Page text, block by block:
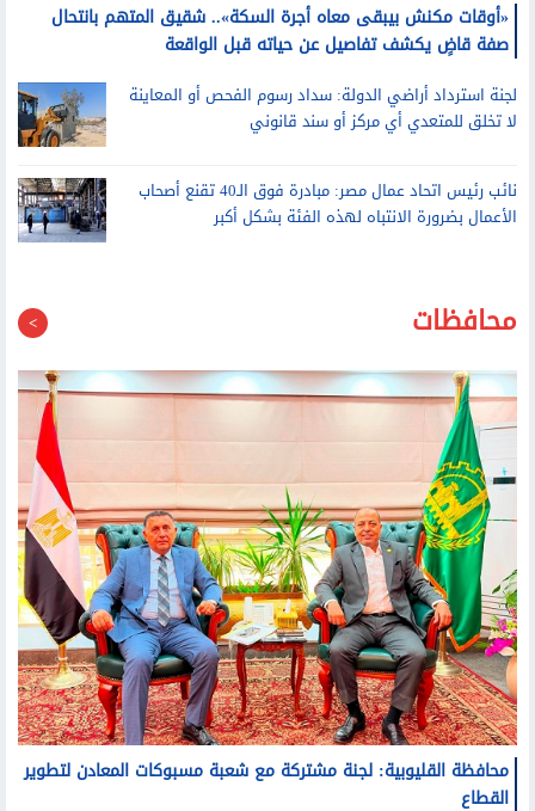
«أوقات مكنش بيبقى معاه أجرة السكة».. شقيق المتهم بانتحال
صفة قاضٍ يكشف تفاصيل عن حياته قبل الواقعة
لجنة استرداد أراضي الدولة: سداد رسوم الفحص أو المعاينة
لا تخلق للمتعدي أي مركز أو سند قانوني
نائب رئيس اتحاد عمال مصر: مبادرة فوق الـ40 تقنع أصحاب
الأعمال بضرورة الانتباه لهذه الفئة بشكل أكبر
محافظات
محافظة القليوبية: لجنة مشتركة مع شعبة مسبوكات المعادن لتطوير
القطاع